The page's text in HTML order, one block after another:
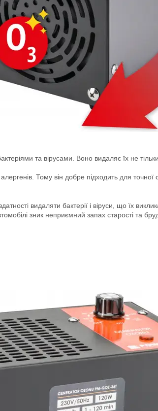
та вірусами. Воно видаляє їх не
Тому він добре підходить для точної
видаляти бактерії і віруси, що їх
зник неприємний запах старості та